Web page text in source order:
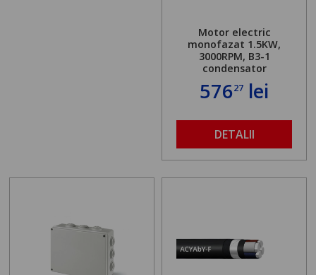
Motor electric
monofazat 1.5KW,
3000RPM, B3-1
condensator
57627 lei
DETALII